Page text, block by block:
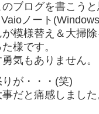
ブログを書こう
ノート
模様替え＆大掃
様です。
気もありません。
が・・・(笑)
だと痛感しました